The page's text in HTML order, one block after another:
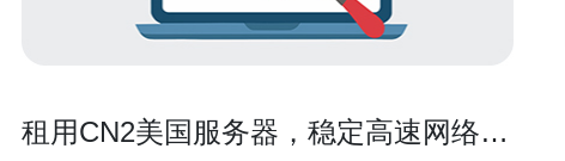
租用CN2美国服务器，稳定高速网络连